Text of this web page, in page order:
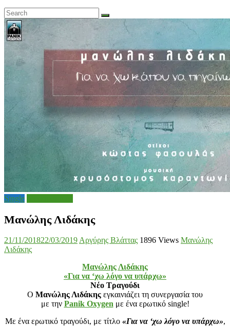
Single
Μανώλης Λιδάκης
21/11/201822/03/2019 Αργύρης Βλάττας 1896 Views Μανώλης
Λιδάκης
Μανώλης Λιδάκης
«Για να ‘χω λόγο να υπάρχω»
Νέο Τραγούδι
Ο Μανώλης Λιδάκης εγκαινιάζει τη συνεργασία του
με την Panik Oxygen με ένα ερωτικό single!
Με ένα ερωτικό τραγούδι, με τίτλο «Για να ‘χω λόγο να υπάρχω»,